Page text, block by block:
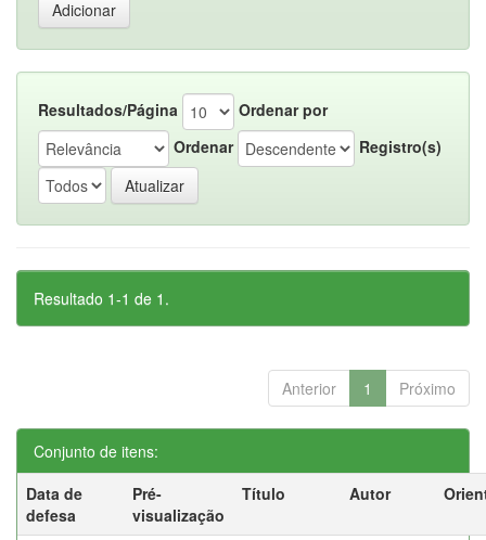
Resultados/Página
Ordenar por
Ordenar
Registro(s)
Resultado 1-1 de 1.
Anterior 1 Próximo
Conjunto de itens:
Data de
defesa
Pré-
visualização
Título Autor